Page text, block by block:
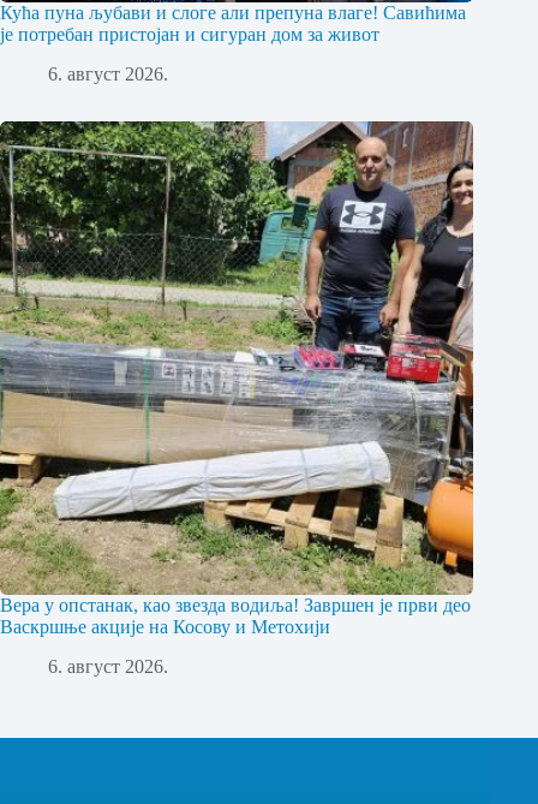
Кућа пуна љубави и слоге али препуна влаге! Савићима
је потребан пристојан и сигуран дом за живот
6. август 2026.
Вера у опстанак, као звезда водиља! Завршен је први део
Васкршње акције на Косову и Метохији
6. август 2026.